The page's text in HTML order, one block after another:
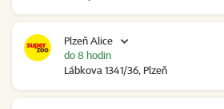
Plzeň Alice
Lábkova 1341/36, Plzeň
do 8 hodin